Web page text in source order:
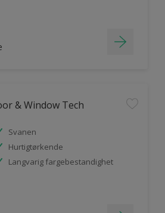
& Window Tech
Svanen
Hurtigtørkende
Langvarig fargebestandighet